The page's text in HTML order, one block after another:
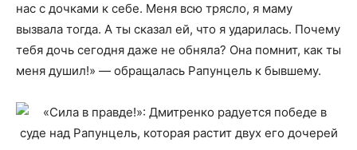
нас с дочками к себе. Меня всю трясло, я маму
вызвала тогда. А ты сказал ей, что я ударилась. Почему
тебя дочь сегодня даже не обняла? Она помнит, как ты
меня душил!» — обращалась Рапунцель к бывшему.